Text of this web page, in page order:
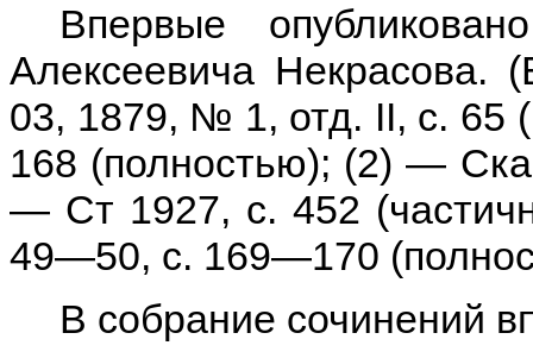
Впервые
Алексеевича Некрасова.
03, 1879, № 1, отд. II, с. 65
168 (полностью); (2) —
— Ст 1927, с. 452
49—50, с. 169—170
В собрание сочинений